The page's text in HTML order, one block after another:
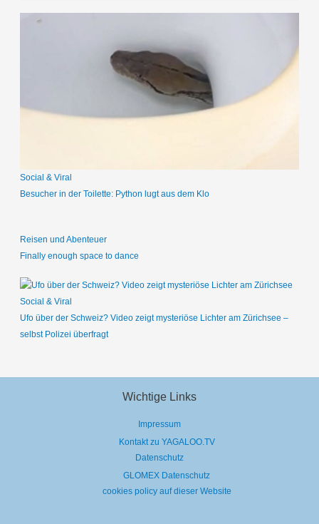
c
c
Social & Viral
Besucher in der Toilette: Python lugt aus dem Klo
Reisen und Abenteuer
Finally enough space to dance
Social & Viral
Ufo über der Schweiz? Video zeigt mysteriöse Lichter am Zürichsee –
selbst Polizei überfragt
Wichtige Links
Impressum
Kontakt zu YAGALOO.TV
Datenschutz
GLOMEX Datenschutz
cookies policy auf dieser Website